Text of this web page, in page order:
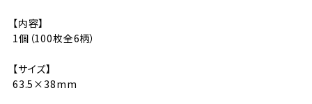
【内容】
1個（100枚全6柄）
【サイズ】
63.5×38mm